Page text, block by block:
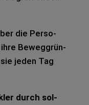
die Per­so­
ihre Beweg­grün­
jeden Tag
durch sol­